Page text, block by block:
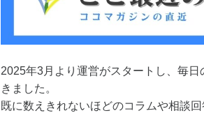
2025年3月より運営がスタートし、毎
きました。
既に数えきれないほどのコラムや相談